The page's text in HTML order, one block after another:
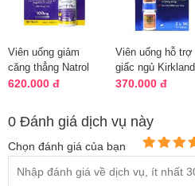
Viên uống giảm
căng thẳng Natrol
5-HTP Plus hộp
620.000 đ
Viên uống hỗ trợ
giấc ngủ Kirkland
Sleep Aid 2 hộp x
370.000 đ
0 Đánh giá dịch vụ này
Chọn đánh giá của bạn